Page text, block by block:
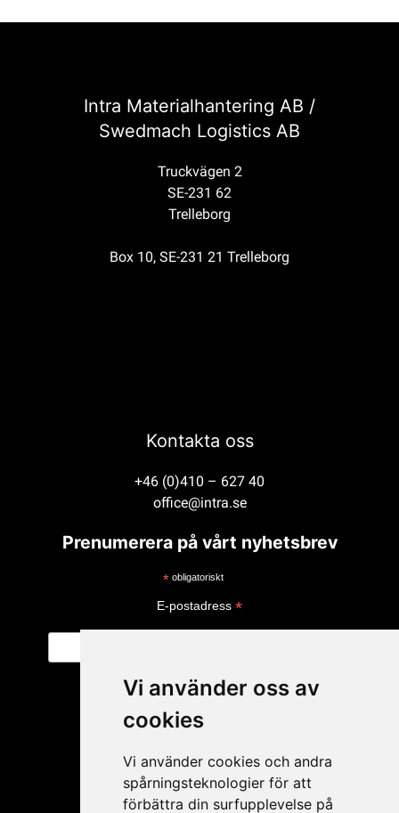
Vi använder oss av
cookies
Vi använder cookies och andra
spårningsteknologier för att
förbättra din surfupplevelse på
Intra Materialhantering AB /
Swedmach Logistics AB
Truckvägen 2
SE-231 62
Trelleborg
Box 10, SE-231 21 Trelleborg
Kontakta oss
+46 (0)410 – 627 40
office@intra.se
Prenumerera på vårt nyhetsbrev
* obligatoriskt
E-postadress *